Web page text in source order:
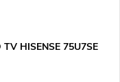
TV HISENSE 75U7SE